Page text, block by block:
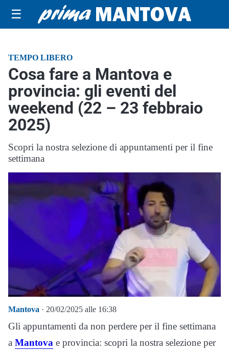
☰
TEMPO LIBERO
Cosa fare a Mantova e
provincia: gli eventi del
weekend (22 – 23 febbraio
2025)
Scopri la nostra selezione di appuntamenti per il fine
settimana
Mantova · 20/02/2025 alle 16:38
Gli appuntamenti da non perdere per il fine settimana
a Mantova e provincia: scopri la nostra selezione per